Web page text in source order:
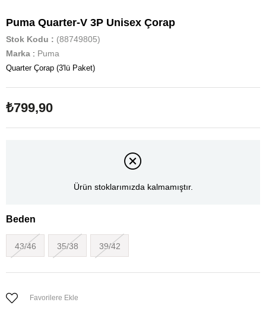
Puma Quarter-V 3P Unisex Çorap
Stok Kodu
(88749805)
Marka : Puma
Quarter Çorap (3'lü Paket)
₺799,90
Ürün stoklarımızda kalmamıştır.
Beden
43/46 35/38 39/42
Favorilere Ekle